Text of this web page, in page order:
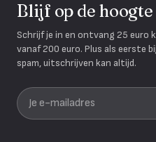
Blijf op de hoogte
Schrijf je in en ontvang 25 euro
vanaf 200 euro. Plus als eerste
spam, uitschrijven kan altijd.
Je e-mailadres